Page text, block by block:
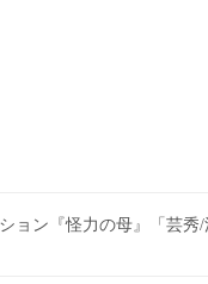
ョン『怪力の母』「芸秀